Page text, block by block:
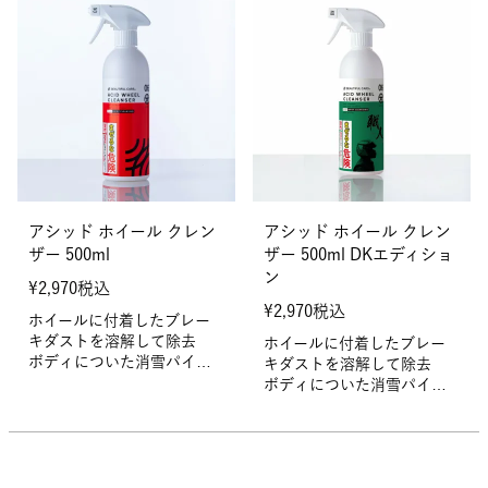
アシッド ホイール クレン
ザー 500ml
¥2,970税込
ホイールに付着したブレー
キダストを溶解して除去
ボディについた消雪パイプ
アシッド ホイール クレン
ザー 500ml DKエディショ
ン
¥2,970税込
ホイールに付着したブレー
キダストを溶解して除去
ボディについた消雪パイプ